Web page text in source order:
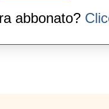
abbonato?